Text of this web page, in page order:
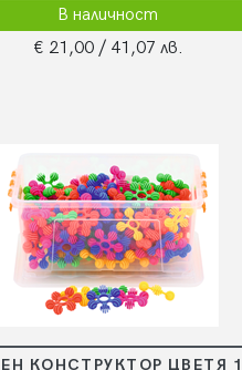
В наличност
€ 21,00 / 41,07 лв.
КОНСТРУКТОР ЦВЕТЯ